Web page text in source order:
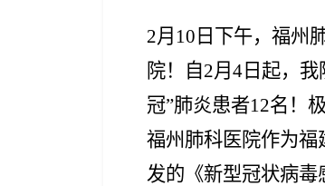
2月10日下午，福州
院！自2月4日起，
冠”肺炎患者12名！
福州肺科医院作为
发的《新型冠状病